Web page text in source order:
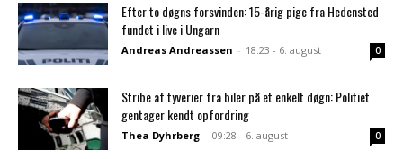
Efter to døgns forsvinden: 15-årig pige fra Hedensted
fundet i live i Ungarn
Andreas Andreassen - 18:23 - 6. august 0
Stribe af tyverier fra biler på et enkelt døgn: Politiet
gentager kendt opfordring
Thea Dyhrberg - 09:28 - 6. august 0